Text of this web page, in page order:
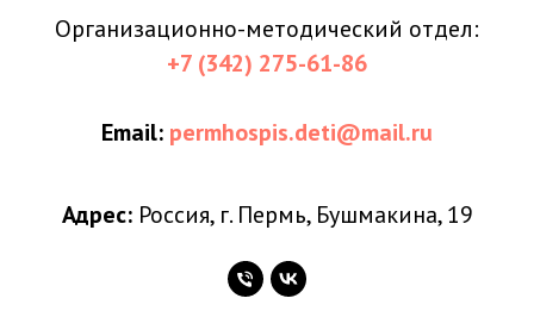
Организационно-методический отдел:
+7 (342) 275-61-86
Email: permhospis.deti@mail.ru
Адрес: Россия, г. Пермь, Бушмакина, 19